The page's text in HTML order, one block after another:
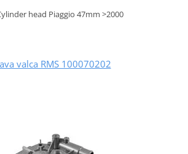
head Piaggio 47mm >2000
valca RMS 100070202